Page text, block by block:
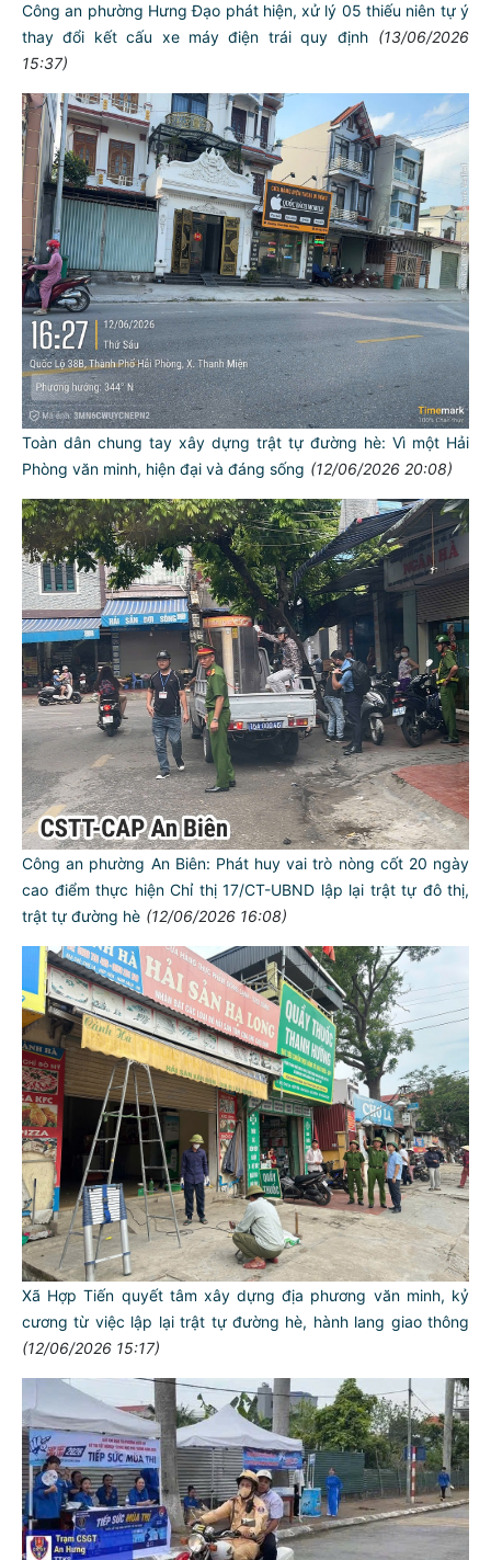
Công an phường Hưng Đạo phát hiện, xử lý 05 thiếu niên tự ý
thay đổi kết cấu xe máy điện trái quy định
(13/06/2026
15:37)
Toàn dân chung tay xây dựng trật tự đường hè: Vì một Hải
Phòng văn minh, hiện đại và đáng sống (12/06/2026 20:08)
Công an phường An Biên: Phát huy vai trò nòng cốt 20 ngày
cao điểm thực hiện Chỉ thị 17/CT-UBND lập lại trật tự đô thị,
trật tự đường hè (12/06/2026 16:08)
Xã Hợp Tiến quyết tâm xây dựng địa phương văn minh, kỷ
cương từ việc lập lại trật tự đường hè, hành lang giao thông
(12/06/2026 15:17)